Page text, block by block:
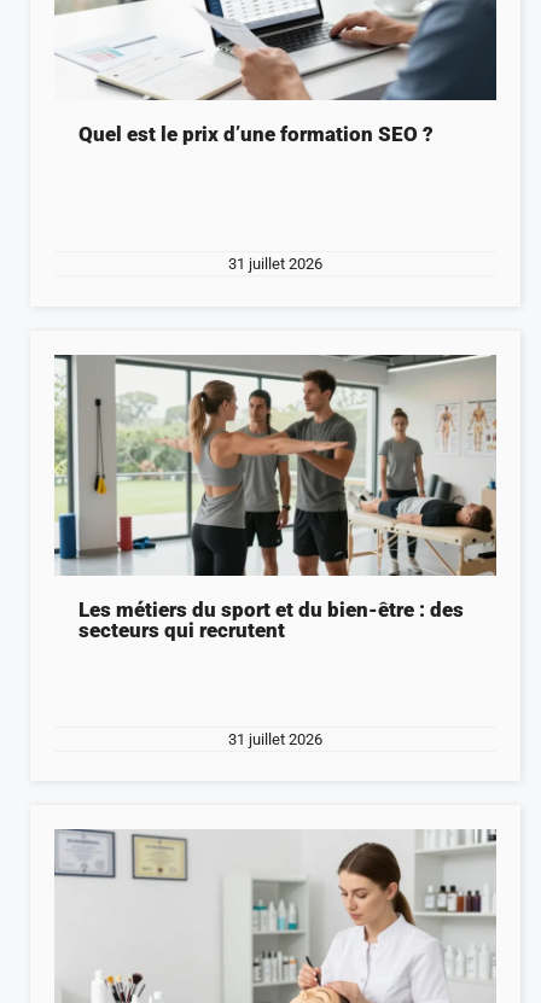
Quel est le prix d’une formation SEO ?
31 juillet 2026
Les métiers du sport et du bien-être : des
secteurs qui recrutent
31 juillet 2026